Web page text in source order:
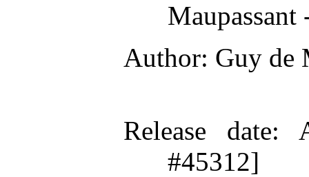
Author: Guy de
Release date:
#45312]